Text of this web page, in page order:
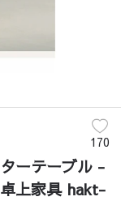
170
ーテーブル -
上家具 hakt-